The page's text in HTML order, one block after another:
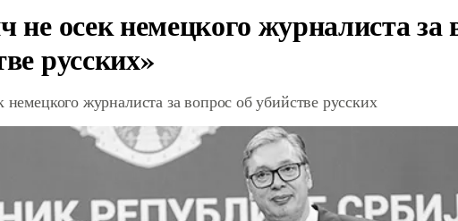
не осек немецкого журналиста за
русских»
журналиста за вопрос об убийстве русских